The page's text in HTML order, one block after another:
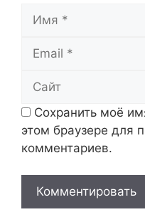
Сохранить моё
этом браузере для
комментариев.